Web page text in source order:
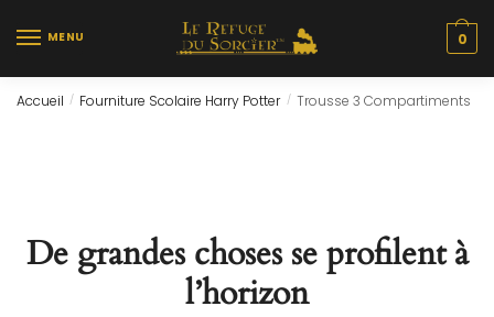
MENU 0
Accueil / Fourniture Scolaire Harry Potter / Trousse 3 Compartiments
De grandes choses se profilent à
l’horizon